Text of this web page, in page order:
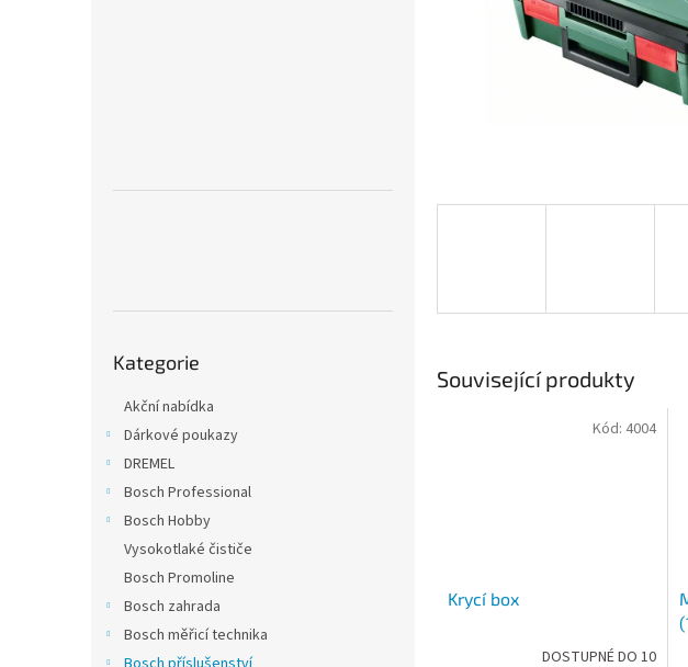
kategorie
Kategorie
Akční nabídka
Dárkové poukazy
DREMEL
Bosch Professional
Bosch Hobby
Vysokotlaké čističe
Bosch Promoline
Bosch zahrada
Bosch měřicí technika
Související produkty
Krycí box
DOSTUPNÉ DO 10
Kód: 4004